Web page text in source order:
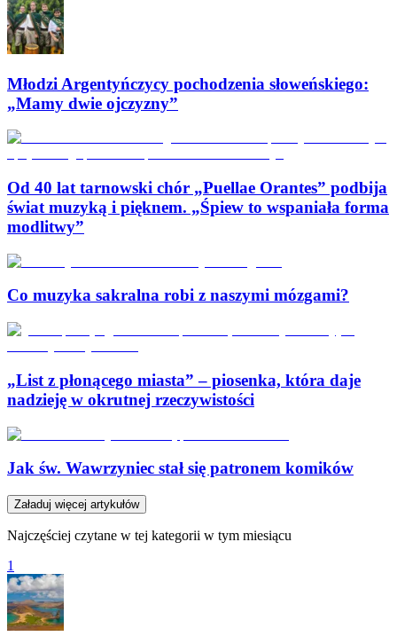
Młodzi Argentyńczycy pochodzenia słoweńskiego:
„Mamy dwie ojczyzny”
Od 40 lat tarnowski chór „Puellae Orantes” podbija
świat muzyką i pięknem. „Śpiew to wspaniała forma
modlitwy”
Co muzyka sakralna robi z naszymi mózgami?
„List z płonącego miasta” – piosenka, która daje
nadzieję w okrutnej rzeczywistości
Jak św. Wawrzyniec stał się patronem komików
Załaduj więcej artykułów
Najczęściej czytane w tej kategorii w tym miesiącu
1